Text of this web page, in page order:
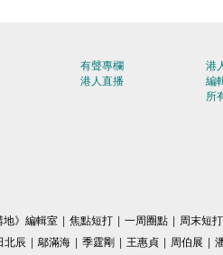
有聲專欄
港人直播
港
編
所
地》編輯室 焦點短打 一周圈點 周末短打
北辰 鄔滿海 季霆剛 王惠貞 周伯展